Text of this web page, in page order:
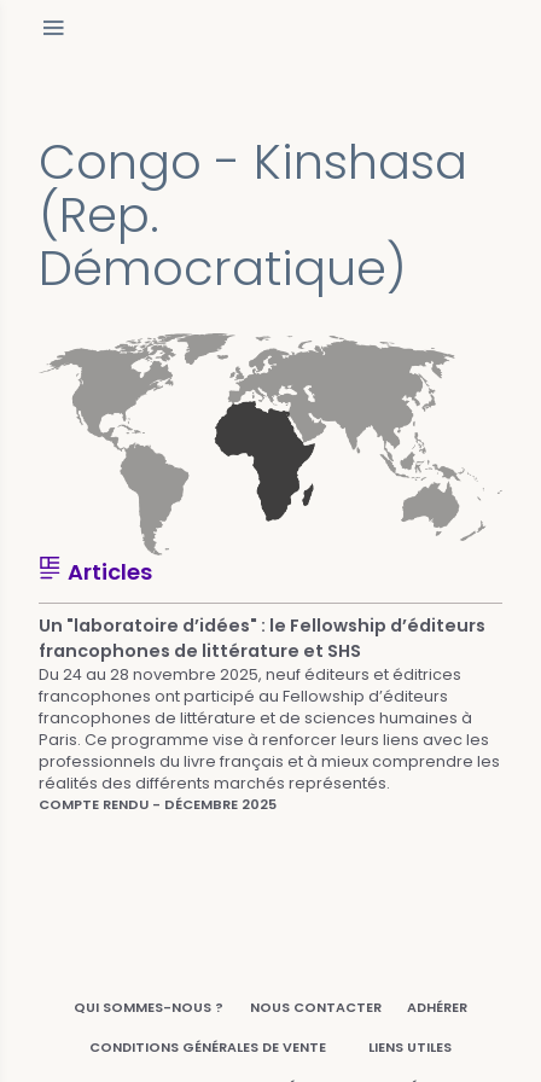
Congo - Kinshasa
(Rep.
Démocratique)
Articles
Un "laboratoire d’idées" : le Fellowship d’éditeurs
francophones de littérature et SHS
Du 24 au 28 novembre 2025, neuf éditeurs et éditrices
francophones ont participé au Fellowship d’éditeurs
francophones de littérature et de sciences humaines à
Paris. Ce programme vise à renforcer leurs liens avec les
professionnels du livre français et à mieux comprendre les
réalités des différents marchés représentés.
COMPTE RENDU - DÉCEMBRE 2025
QUI SOMMES-NOUS ? NOUS CONTACTER ADHÉRER
CONDITIONS GÉNÉRALES DE VENTE LIENS UTILES